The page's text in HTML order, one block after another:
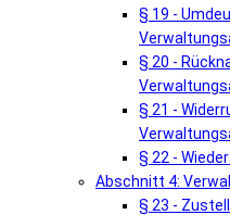
§ 19 -
§ 20 -
§ 21 -
§ 22 -
Abschnitt 4:
§ 23 -